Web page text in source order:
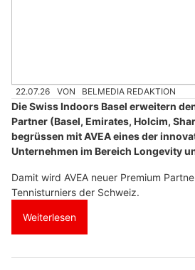
22.07.26 VON BELMEDIA REDAKTION
Die Swiss Indoors Basel erweitern
Partner (Basel, Emirates, Holcim,
begrüssen mit AVEA eines der
Unternehmen im Bereich Longevity
Damit wird AVEA neuer Premium
Tennisturniers der Schweiz.
Weiterlesen